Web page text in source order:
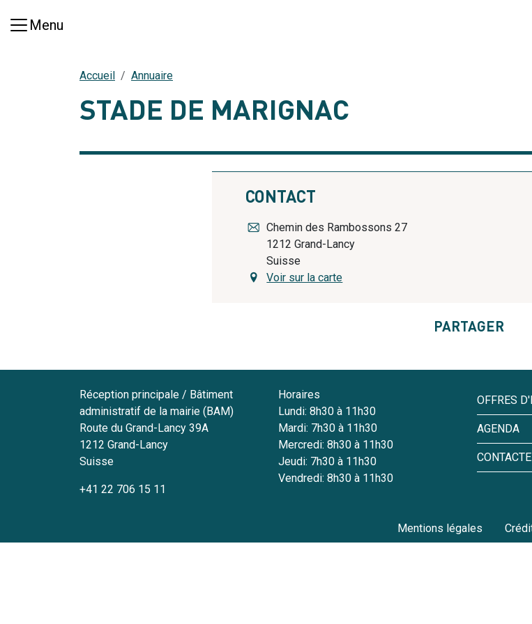
Menu
Accueil Annuaire
STADE DE MARIGNAC
CONTACT
Chemin des Rambossons 27
1212 Grand-Lancy
Suisse
Voir sur la carte
PARTAGER
Réception principale / Bâtiment
administratif de la mairie (BAM)
Route du Grand-Lancy 39A
1212 Grand-Lancy
Suisse
+41 22 706 15 11
Horaires
Lundi: 8h30 à 11h30
Mardi: 7h30 à 11h30
Mercredi: 8h30 à 11h30
Jeudi: 7h30 à 11h30
Vendredi: 8h30 à 11h30
OFFRES
AGENDA
Mentions légales